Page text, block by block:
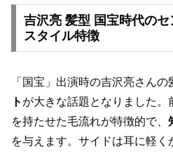
吉沢亮 髪型 国宝時代の
スタイル特徴
「国宝」出演時の吉沢亮さんの
ト が大きな話題となりました
を持たせた毛流れが特徴的で、
を与えます。サイドは耳に軽